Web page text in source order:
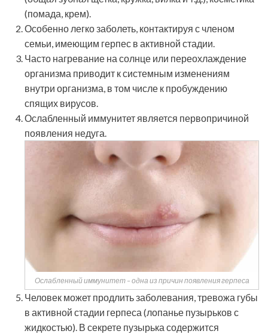
(помада, крем).
Особенно легко заболеть, контактируя с членом
семьи, имеющим герпес в активной стадии.
Часто нагревание на солнце или переохлаждение
организма приводит к системным изменениям
внутри организма, в том числе к пробуждению
спящих вирусов.
Ослабленный иммунитет является первопричиной
появления недуга.
Ослабленный иммунитет – одна из причин появления герпеса
Человек может продлить заболевания, тревожа губы
в активной стадии герпеса (лопанье пузырьков с
жидкостью). В секрете пузырька содержится